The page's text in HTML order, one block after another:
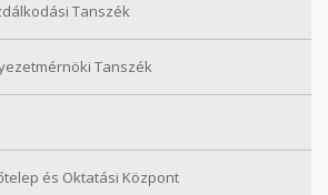
Tanszék
Tanszék
és Oktatási Központ